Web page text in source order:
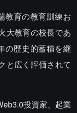
教育の教育訓練お
大教育の校長であ
の歴史的蓄積を継
と広く評価されて
投資家、起業